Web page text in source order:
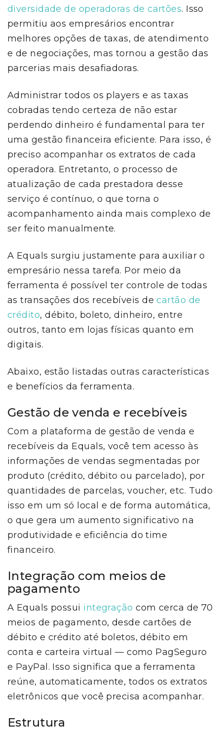
diversidade de operadoras de cartões. Isso
permitiu aos empresários encontrar
melhores opções de taxas, de atendimento
e de negociações, mas tornou a gestão das
parcerias mais desafiadoras.
Administrar todos os players e as taxas
cobradas tendo certeza de não estar
perdendo dinheiro é fundamental para ter
uma gestão financeira eficiente. Para isso, é
preciso acompanhar os extratos de cada
operadora. Entretanto, o processo de
atualização de cada prestadora desse
serviço é contínuo, o que torna o
acompanhamento ainda mais complexo de
ser feito manualmente.
A Equals surgiu justamente para auxiliar o
empresário nessa tarefa. Por meio da
ferramenta é possível ter controle de todas
as transações dos recebíveis decartão de
crédito, débito, boleto, dinheiro, entre
outros, tanto em lojas físicas quanto em
digitais.
Abaixo, estão listadas outras características
e benefícios da ferramenta.
Gestão de venda e recebíveis
Com a plataforma de gestão de venda e
recebíveis da Equals, você tem acesso às
informações de vendas segmentadas por
produto (crédito, débito ou parcelado), por
quantidades de parcelas, voucher, etc. Tudo
isso em um só local e de forma automática,
o que gera um aumento significativo na
produtividade e eficiência do time
financeiro.
Integração com meios de
pagamento
A Equals possui integração com cerca de 70
meios de pagamento, desde cartões de
débito e crédito até boletos, débito em
conta e carteira virtual — como PagSeguro
e PayPal. Isso significa que a ferramenta
reúne, automaticamente, todos os extratos
eletrônicos que você precisa acompanhar.
Estrutura